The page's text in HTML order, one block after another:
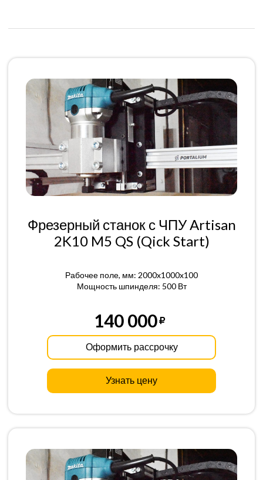
Фрезерный станок с ЧПУ Artisan
2K10 M5 QS (Qick Start)
Рабочее поле, мм: 2000x1000x100
Мощность шпинделя: 500 Вт
140 000
Оформить рассрочку
Узнать цену